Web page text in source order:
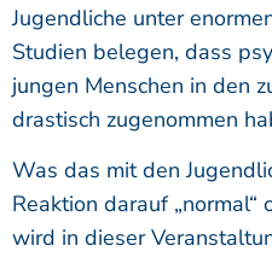
Jugendliche unter
Studien belegen, dass
jungen Menschen in den
drastisch zugenommen
Was das mit den
Reaktion darauf „normal“
wird in dieser